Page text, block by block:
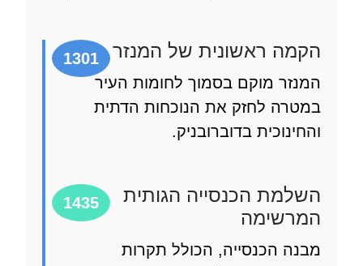
1301 ראשונית של המנזר
מוקם בסמוך לחומות העיר
לחזק את הנוכחות הדתית
בדוברובניק.
1435
הכנסייה הגותית
הכנסייה, הכולל תקרות